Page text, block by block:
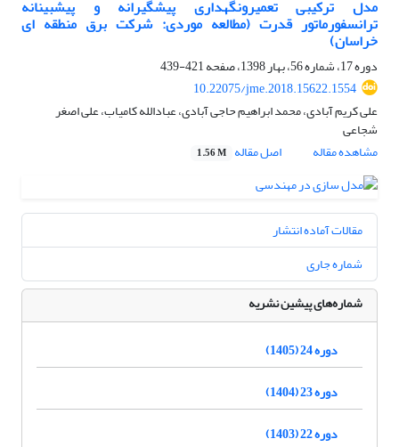
مدل ترکیبی تعمیر‏و‏نگهداری پیشگیرانه و پیشبینانه
ترانسفورماتور قدرت (مطالعه موردی: شرکت برق منطقه ‏ای
خراسان)
دوره 17، شماره 56، بهار 1398، صفحه
421-439
10.22075/jme.2018.15622.1554
علی کریم آبادی، محمد ابراهیم حاجی آبادی، عبادالله کامیاب، علی اصغر
شجاعی
مشاهده مقاله
اصل مقاله 1.56 M
مقالات آماده انتشار
شماره جاری
شماره‌های پیشین نشریه
دوره 24 (1405)
دوره 23 (1404)
دوره 22 (1403)